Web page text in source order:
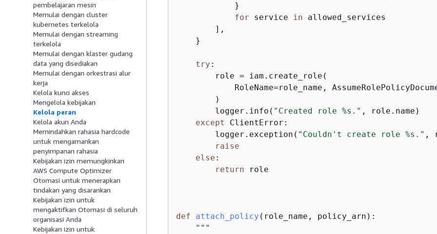
pembelajaran mesin
Memulai dengan cluster
kubernetes terkelola
Memulai dengan streaming
terkelola
Memulai dengan klaster gudang
data yang disediakan
Memulai dengan orkestrasi alur
kerja
Kelola kunci akses
Mengelola kebijakan
Kelola peran
Kelola akun Anda
Memindahkan rahasia hardcode
untuk mengamankan
penyimpanan rahasia
Kebijakan izin memungkinkan
AWS Compute Optimizer
Otomasi untuk menerapkan
tindakan yang disarankan
Kebijakan izin untuk
mengaktifkan Otomasi di seluruh
organisasi Anda
Kebijakan izin untuk
            }
for service in allowed_services
        ],
    }
try :
        role = iam.create_role(
RoleName=role_name,
        )
        logger.info(
"Created role %s." , role.name)
except ClientError:
        logger.exception(
"Couldn't create role %s." ,
raise
else :
return role
def attach_policy ( role_name, policy_arn ):
"""